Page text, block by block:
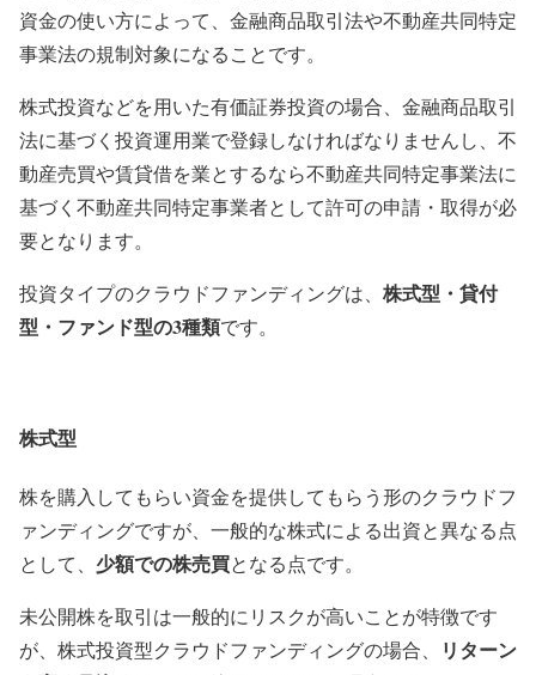
資金の使い方によって、金融商品取引法や不動産共同特定
事業法の規制対象になることです。
株式投資などを用いた有価証券投資の場合、金融商品取引
法に基づく投資運用業で登録しなければなりませんし、不
動産売買や賃貸借を業とするなら不動産共同特定事業法に
基づく不動産共同特定事業者として許可の申請・取得が必
要となります。
投資タイプのクラウドファンディングは、 株式型・貸付
型・ファンド型の3種類です。
株式型
株を購入してもらい資金を提供してもらう形のクラウドフ
ァンディングですが、一般的な株式による出資と異なる点
として、 少額での株売買となる点です。
未公開株を取引は一般的にリスクが高いことが特徴です
が、株式投資型クラウドファンディングの場合、
リターン